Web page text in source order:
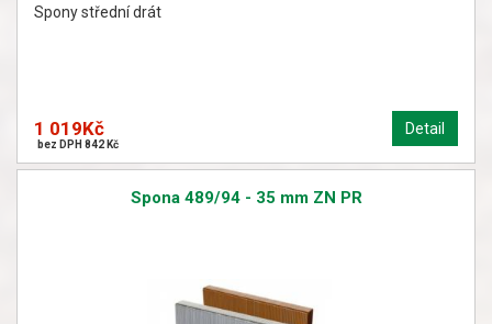
Spony střední drát
Detail
1 019Kč
bez DPH 842 Kč
Spona 489/94 - 35 mm ZN PR